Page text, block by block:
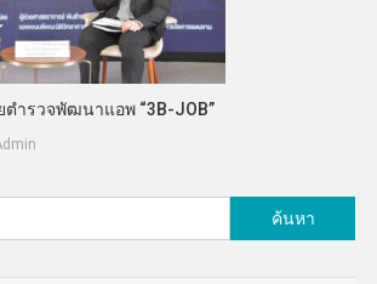
ำรวจพัฒนาแอพ “3B-JOB”
สำหรับ: